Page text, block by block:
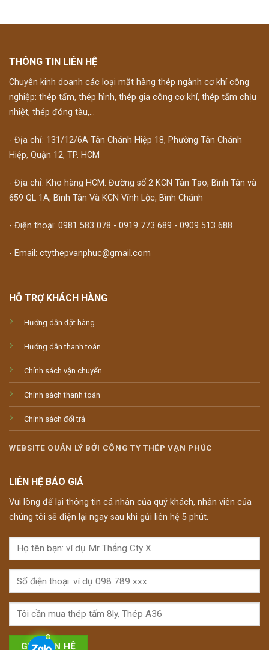
THÔNG TIN LIÊN HỆ
Chuyên kinh doanh các loại mặt hàng thép ngành cơ khí công
nghiệp: thép tấm, thép hình, thép gia công cơ khí, thép tấm chịu
nhiệt, thép đóng tàu,...
- Địa chỉ: 131/12/6A Tân Chánh Hiệp 18, Phường Tân Chánh
Hiệp, Quận 12, TP. HCM
- Địa chỉ: Kho hàng HCM: Đường số 2 KCN Tân Tạo, Bình Tân và
659 QL 1A, Bình Tân Và KCN Vĩnh Lộc, Bình Chánh
- Điện thoại: 0981 583 078 - 0919 773 689 - 0909 513 688
- Email: ctythepvanphuc@gmail.com
HỖ TRỢ KHÁCH HÀNG
Hướng dẫn đặt hàng
Hướng dẫn thanh toán
Chính sách vận chuyển
Chính sách thanh toán
Chính sách đổi trả
WEBSITE QUẢN LÝ BỞI CÔNG TY THÉP VẠN PHÚC
LIÊN HỆ BÁO GIÁ
Vui lòng để lại thông tin cá nhân của quý khách, nhân viên của
chúng tôi sẽ điện lại ngay sau khi gửi liên hệ 5 phút.